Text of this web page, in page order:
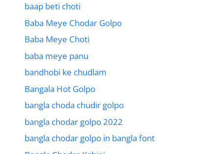
baap beti choti
Baba Meye Chodar Golpo
Baba Meye Choti
baba meye panu
bandhobi ke chudlam
Bangala Hot Golpo
bangla choda chudir golpo
bangla chodar golpo 2022
bangla chodar golpo in bangla font